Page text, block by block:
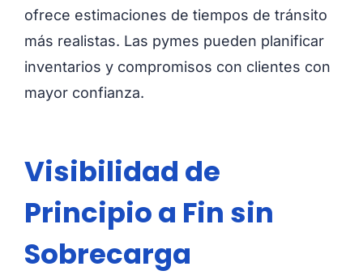
ofrece estimaciones de tiempos de tránsito
más realistas. Las pymes pueden planificar
inventarios y compromisos con clientes con
mayor confianza.
Visibilidad de
Principio a Fin sin
Sobrecarga